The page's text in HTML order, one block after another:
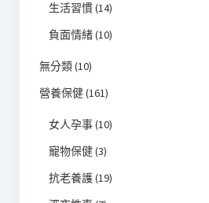
生活習慣(14)
負面情緒(10)
無分類(10)
營養保健(161)
女人孕事(10)
寵物保健(3)
抗老養護(19)